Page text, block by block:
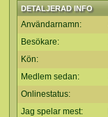
DETALJERAD INFO
Användarnamn:
Besökare:
Kön:
Medlem sedan:
Onlinestatus:
Jag spelar mest: